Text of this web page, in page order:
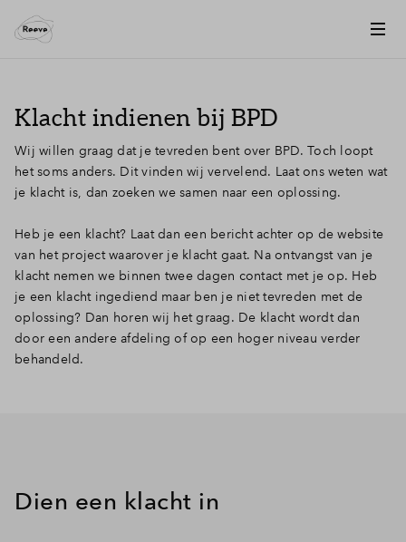
Klacht indienen bij BPD
Wij willen graag dat je tevreden bent over BPD. Toch loopt
het soms anders. Dit vinden wij vervelend. Laat ons weten wat
je klacht is, dan zoeken we samen naar een oplossing.
Heb je een klacht? Laat dan een bericht achter op de website
van het project waarover je klacht gaat. Na ontvangst van je
klacht nemen we binnen twee dagen contact met je op. Heb
je een klacht ingediend maar ben je niet tevreden met de
oplossing? Dan horen wij het graag. De klacht wordt dan
door een andere afdeling of op een hoger niveau verder
behandeld.
Dien een klacht in